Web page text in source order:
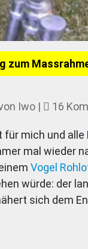
zum
Iwo | 16
mich und alle
mal wieder
Vogel
würde: der
sich dem